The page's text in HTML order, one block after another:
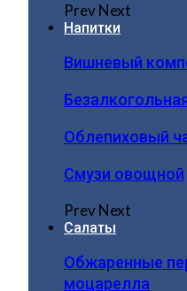
PrevNext
Напитки
Вишневый
Облепиховый
Смузи овощной
PrevNext
Салаты
Обжаренные
моцарелла